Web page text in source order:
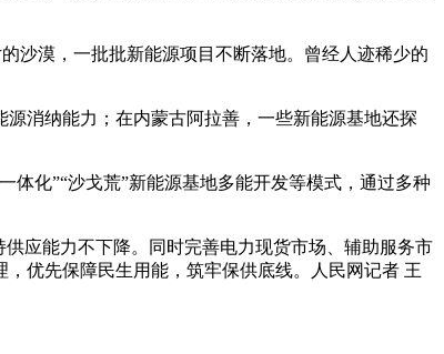
沙漠，一批批新能源项目不断落地。曾经人迹稀少的
消纳能力；在内蒙古阿拉善，一些新能源基地还探
化”“沙戈荒”新能源基地多能开发等模式，通过多种
应能力不下降。同时完善电力现货市场、辅助服务市
优先保障民生用能，筑牢保供底线。人民网记者 王